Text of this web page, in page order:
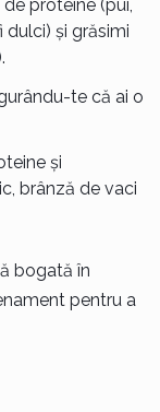
proteine (pui,
și grăsimi
te că ai o
și
brânză de vaci
bogată în
pentru a